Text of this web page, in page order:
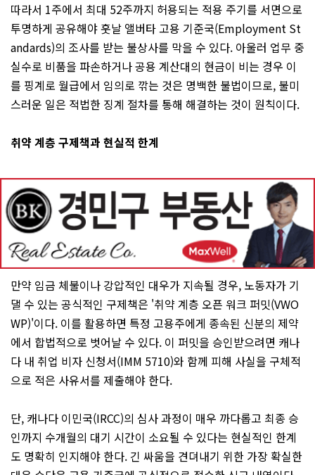
따라서 1주에서 최대 52주까지 허용되는 적용 주기를 서면으로
투명하게 공유해야 훗날 앨버타 고용 기준국(Employment St
andards)의 조사를 받는 불상사를 막을 수 있다. 아울러 업무 중
실수로 비품을 파손하거나 공용 계산대의 현금이 비는 경우 이
를 핑계로 월급에서 임의로 깎는 것은 명백한 불법이므로, 불미
스러운 일은 적법한 징계 절차를 통해 해결하는 것이 원칙이다.
취약 계층 구제책과 현실적 한계
만약 임금 체불이나 강압적인 대우가 지속될 경우, 노동자가 기
댈 수 있는 공식적인 구제책은 '취약 계층 오픈 워크 퍼밋(VWO
WP)'이다. 이를 활용하면 특정 고용주에게 종속된 신분의 제약
에서 합법적으로 벗어날 수 있다. 이 퍼밋을 승인받으려면 캐나
다 내 취업 비자 신청서(IMM 5710)와 함께 피해 사실을 구체적
으로 적은 사유서를 제출해야 한다.
단, 캐나다 이민국(IRCC)의 심사 과정이 매우 까다롭고 최종 승
인까지 수개월의 대기 시간이 소요될 수 있다는 현실적인 한계
도 명확히 인지해야 한다. 긴 싸움을 견뎌내기 위한 가장 확실한